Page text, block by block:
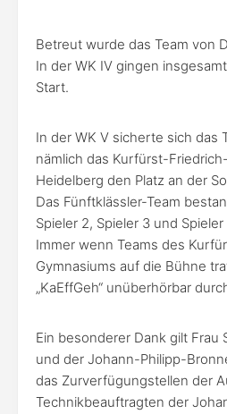
Betreut wurde das Team von
In der WK IV gingen
Start.
In der WK V sicherte sich das
nämlich das Kurfürst-
Heidelberg den Platz an der
Das Fünftklässler-Team
Spieler 2, Spieler 3 und Spieler
Immer wenn Teams des
Gymnasiums auf die Bühne
„KaEffGeh“ unüberhörbar
Ein besonderer Dank gilt Frau
und der Johann-Philipp-
das Zurverfügungstellen der
Technikbeauftragten der